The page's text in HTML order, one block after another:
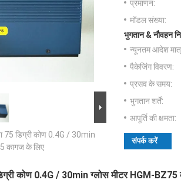
75 डिग्री कोण 0.4G / 30min
कागज के लिए
प्रमाणन:
मॉडल संख्या:
भुगतान & नौवहन
न्यूनतम आदेश
पैकेजिंग विवरण:
प्रसव के समय:
भुगतान शर्तें:
आपूर्ति की क्षमता:
संपर्क करें
कोण 0.4G / 30min ग्लोस मीटर HGM-